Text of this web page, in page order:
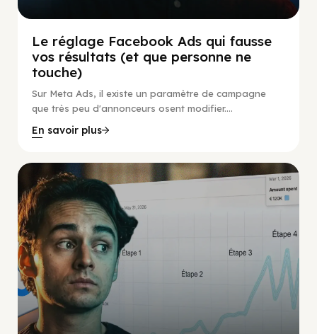
Le réglage Facebook Ads qui fausse
vos résultats (et que personne ne
touche)
Sur Meta Ads, il existe un paramètre de campagne
que très peu d'annonceurs osent modifier....
En savoir plus